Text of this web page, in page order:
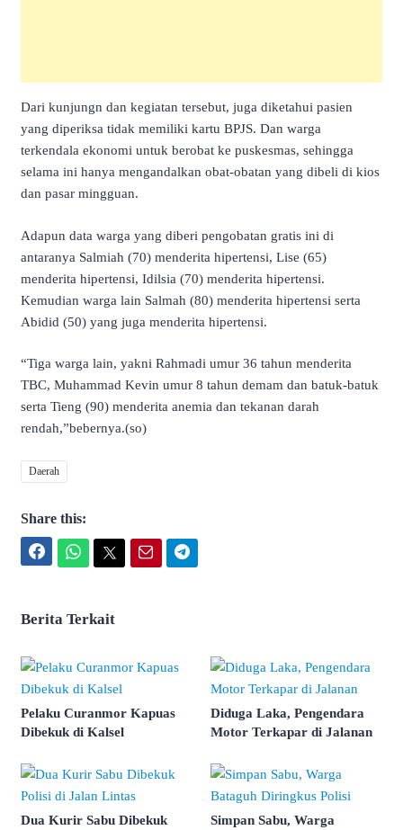
Dari kunjungn dan kegiatan tersebut, juga diketahui pasien
yang diperiksa tidak memiliki kartu BPJS. Dan warga
terkendala ekonomi untuk berobat ke puskesmas, sehingga
selama ini hanya mengandalkan obat-obatan yang dibeli di kios
dan pasar mingguan.
Adapun data warga yang diberi pengobatan gratis ini di
antaranya Salmiah (70) menderita hipertensi, Lise (65)
menderita hipertensi, Idilsia (70) menderita hipertensi.
Kemudian warga lain Salmah (80) menderita hipertensi serta
Abidid (50) yang juga menderita hipertensi.
“Tiga warga lain, yakni Rahmadi umur 36 tahun menderita
TBC, Muhammad Kevin umur 8 tahun demam dan batuk-batuk
serta Tieng (90) menderita anemia dan tekanan darah
rendah,”bebernya.(so)
Daerah
Share this:
Berita Terkait
Pelaku Curanmor Kapuas
Dibekuk di Kalsel
Diduga Laka, Pengendara
Motor Terkapar di Jalanan
Dua Kurir Sabu Dibekuk
Simpan Sabu, Warga